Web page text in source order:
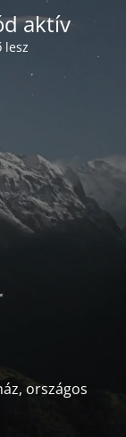
aktív
lesz
országos